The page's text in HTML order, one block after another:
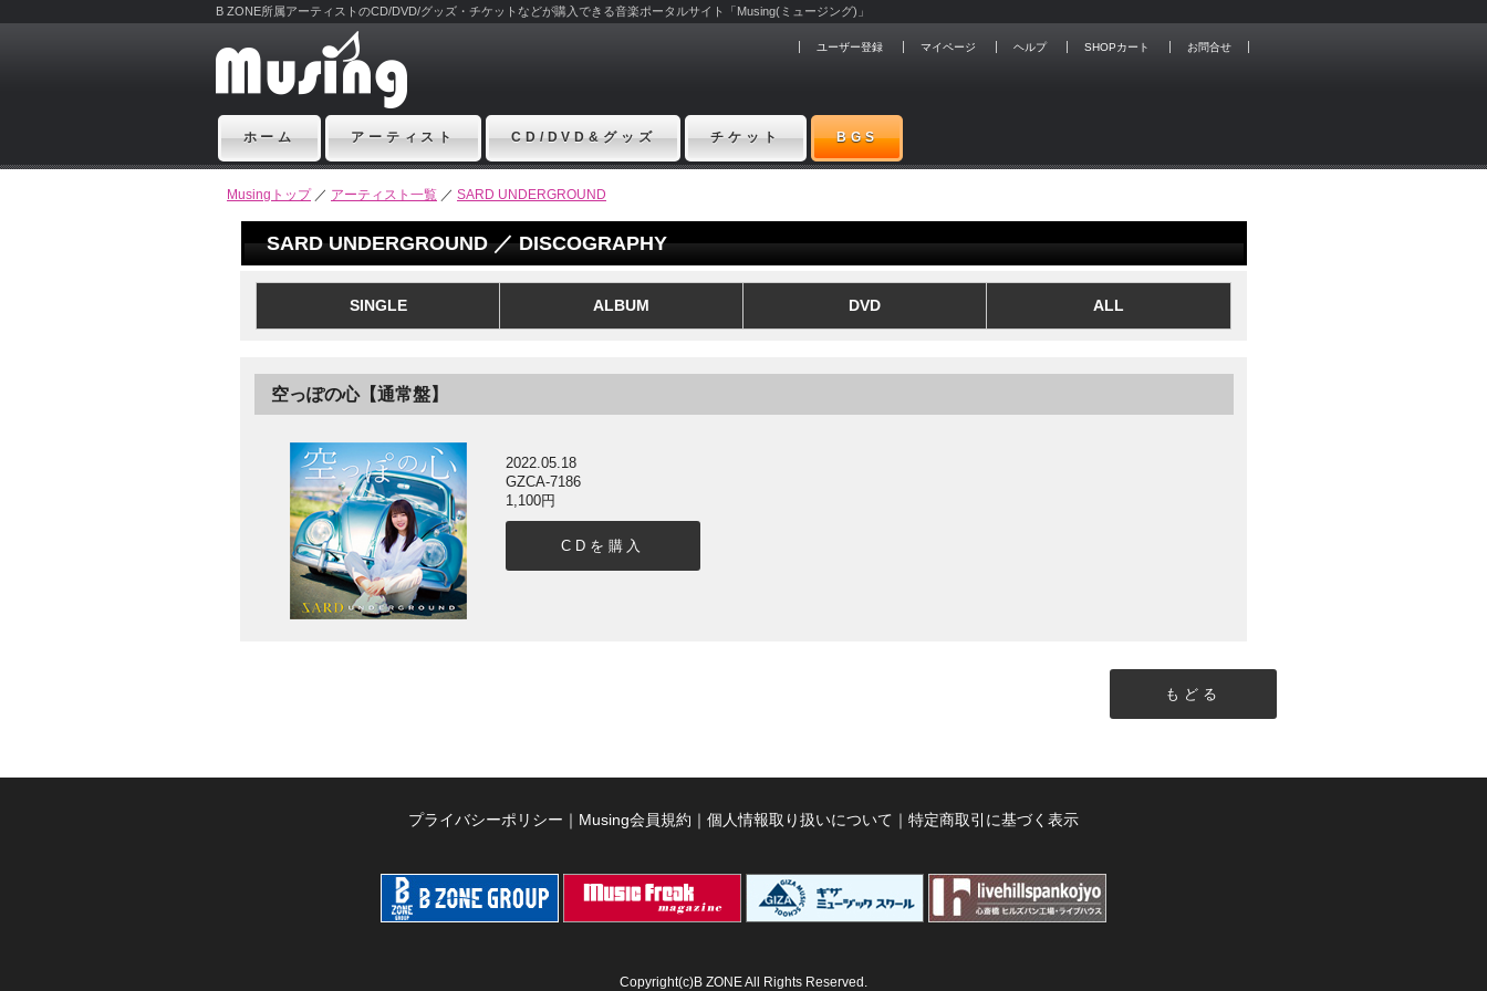
B ZONE所属アーティストのCD/DVD/グッズ・チケットなどが購入できる音楽ポータルサイト「Musing(ミュージング)」
ユーザー登録 マイページ ヘルプ SHOPカート お問合せ
ホーム アーティスト CD/DVD&グッズ チケット BGS
Musingトップ／ アーティスト一覧 ／ SARD UNDERGROUND
SARD UNDERGROUND ／ DISCOGRAPHY
SINGLE ALBUM DVD ALL
空っぽの心【通常盤】
2022.05.18
GZCA-7186
1,100円
CDを購入
もどる
プライバシーポリシー ｜ Musing会員規約 ｜ 個人情報取り扱いについて ｜ 特定商取引に基づく表示
Copyright(c)B ZONE All Rights Reserved.